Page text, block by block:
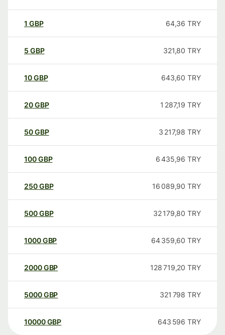
1 GBP 64,36 TRY
5 GBP 321,80 TRY
10GBP 643,60 TRY
20GBP 1 287,19 TRY
50GBP 3 217,98 TRY
100GBP 6 435,96 TRY
250GBP 16 089,90 TRY
500GBP 32 179,80 TRY
1000GBP 64 359,60 TRY
2000GBP 128 719,20 TRY
5000GBP 321 798 TRY
10000 GBP 643 596 TRY